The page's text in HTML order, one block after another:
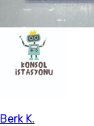
Berk K.